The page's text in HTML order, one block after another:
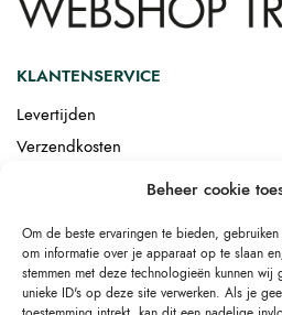
Beheer cookie
Om de beste ervaringen te bieden,
om informatie over je apparaat op te slaan
stemmen met deze technologieën kunnen
unieke ID's op deze site verwerken. Als je
KLANTENSERVICE
Levertijden
Verzendkosten
Afgemonteerd laten bezorgen
Drop-shipping
Link building